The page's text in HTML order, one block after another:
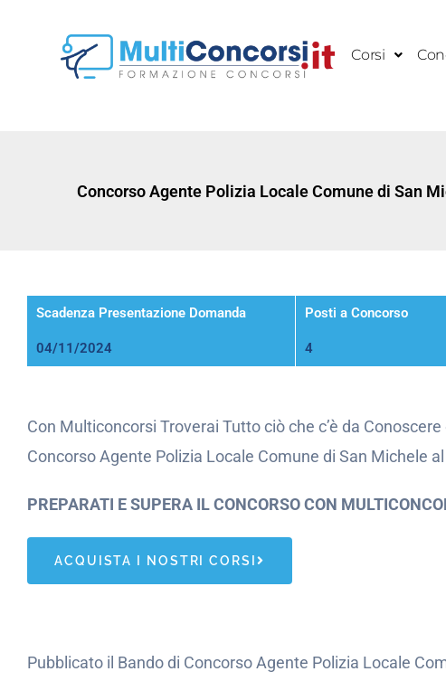
contenuto
Corsi
Concorso Agente Polizia Locale Comune di San
Scadenza Presentazione Domanda
04/11/2024
Posti a Concorso
4
Con Multiconcorsi Troverai Tutto ciò che c’è da
Concorso Agente Polizia Locale Comune di San Michele
PREPARATI E SUPERA IL CONCORSO CON
ACQUISTA I NOSTRI CORSI
Pubblicato il Bando di Concorso Agente Polizia Locale